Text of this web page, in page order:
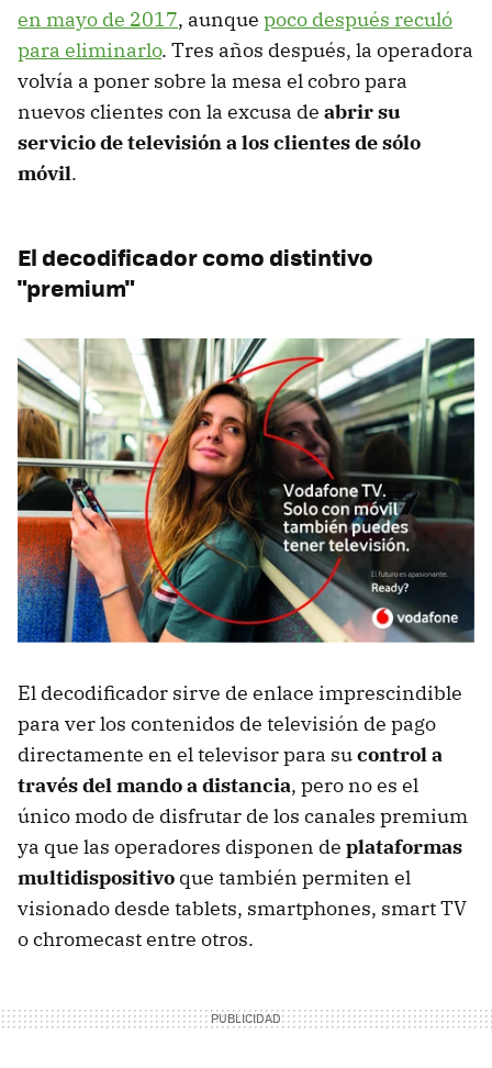
en mayo de 2017, aunque poco después reculó
para eliminarlo. Tres años después, la operadora
volvía a poner sobre la mesa el cobro para
nuevos clientes con la excusa de abrir su
servicio de televisión a los clientes de sólo
móvil.
El decodificador como distintivo
"premium"
El decodificador sirve de enlace imprescindible
para ver los contenidos de televisión de pago
directamente en el televisor para sucontrol a
través del mando a distancia, pero no es el
único modo de disfrutar de los canales premium
ya que las operadores disponen de plataformas
multidispositivo que también permiten el
visionado desde tablets, smartphones, smart TV
o chromecast entre otros.